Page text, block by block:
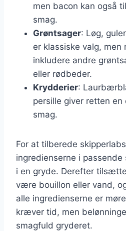
men bacon kan også
smag.
Grøntsager: Løg,
er klassiske valg, men
inkludere andre
eller rødbeder.
Krydderier:
persille giver retten en
smag.
For at tilberede
ingredienserne i
i en gryde. Derefter
være bouillon eller vand,
alle ingredienserne er
kræver tid, men
smagfuld gryderet.